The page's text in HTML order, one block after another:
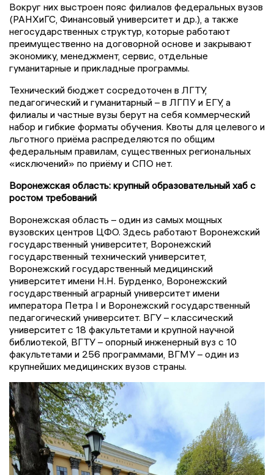
Вокруг них выстроен пояс филиалов федеральных вузов
(РАНХиГС, Финансовый университет и др.), а также
негосударственных структур, которые работают
преимущественно на договорной основе и закрывают
экономику, менеджмент, сервис, отдельные
гуманитарные и прикладные программы.
Технический бюджет сосредоточен в ЛГТУ,
педагогический и гуманитарный – в ЛГПУ и ЕГУ, а
филиалы и частные вузы берут на себя коммерческий
набор и гибкие форматы обучения. Квоты для целевого и
льготного приёма распределяются по общим
федеральным правилам, существенных региональных
«исключений» по приёму и СПО нет.
Воронежская область: крупный образовательный хаб с
ростом требований
Воронежская область – один из самых мощных
вузовских центров ЦФО. Здесь работают Воронежский
государственный университет, Воронежский
государственный технический университет,
Воронежский государственный медицинский
университет имени Н.Н. Бурденко, Воронежский
государственный аграрный университет имени
императора Петра I и Воронежский государственный
педагогический университет. ВГУ – классический
университет с 18 факультетами и крупной научной
библиотекой, ВГТУ – опорный инженерный вуз с 10
факультетами и 256 программами, ВГМУ – один из
крупнейших медицинских вузов страны.